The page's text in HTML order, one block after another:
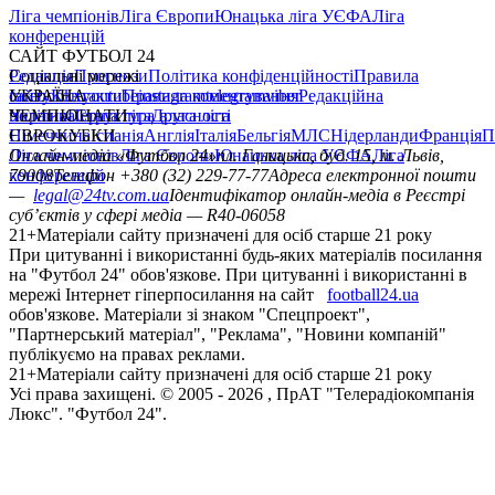
Ліга чемпіонівЛіга ЄвропиЮнацька ліга УЄФАЛіга
конференцій
САЙТ ФУТБОЛ 24
РедакціяПрогнозиПолітика конфіденційностіПравила
сайтуКонтактиПравила коментуванняРедакційна
політикаСтруктура власності
Соціальні мережі
facebookxyoutubeinstagramtelegramviber
УКРАЇНА
УкраїнаПерша лігаДруга ліга
ЧЕМПІОНАТИ
НімеччинаІспаніяАнгліяІталіяБельгіяМЛСНідерландиФранція
ЄВРОКУБКИ
Ліга чемпіонівЛіга ЄвропиЮнацька ліга УЄФАЛіга
конференцій
Онлайн-медіа «Футбол 24»пл. Галицька, буд. 15, м. Львів,
79008Телефон +380 (32) 229-77-77Адреса електронної пошти
— legal@24tv.com.uaІдентифікатор онлайн-медіа в Реєстрі
суб’єктів у сфері медіа — R40-06058
21+Матеріали сайту призначені для осіб старше 21 року
При цитуванні і використанні будь-яких матеріалів посилання
на "Футбол 24" обов'язкове. При цитуванні і використанні в
мережі Інтернет гіперпосилання на сайт
football24.ua
обов'язкове. Матеріали зі знаком "Спецпроект",
"Партнерський матеріал", "Реклама", "Новини компаній"
публікуємо на правах реклами.
21+Матеріали сайту призначені для осіб старше 21 року
Усi права захищенi. © 2005 - 2026 , ПрАТ "Телерадіокомпанія
Люкс". "Футбол 24".